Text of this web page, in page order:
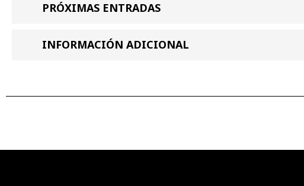
PRÓXIMAS ENTRADAS
INFORMACIÓN ADICIONAL